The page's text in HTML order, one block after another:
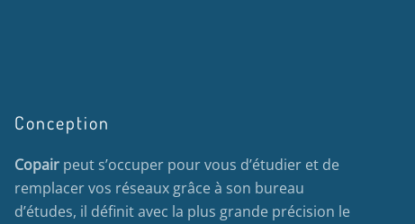
Conception
Copairpeut s’occuper pour vous d’étudier et de
remplacer vos réseaux grâce à son bureau
d’études, il définit avec la plus grande précision le